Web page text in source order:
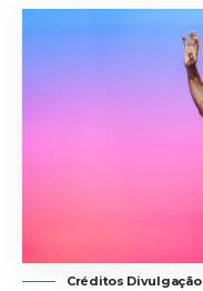
Créditos Divulgação